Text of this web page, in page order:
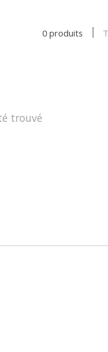
0 produits
trouvé